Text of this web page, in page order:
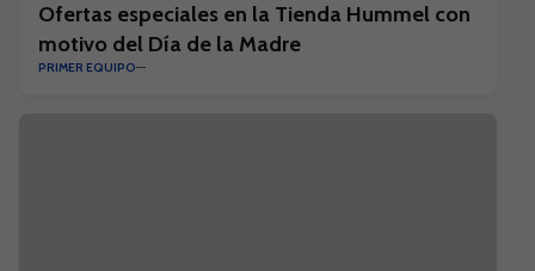
Ofertas especiales en la Tienda Hummel con
motivo del Día de la Madre
PRIMER EQUIPO